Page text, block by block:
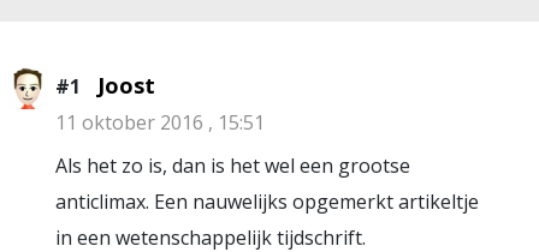
#1 Joost
11 oktober 2016 , 15:51
Als het zo is, dan is het wel een grootse
anticlimax. Een nauwelijks opgemerkt artikeltje
in een wetenschappelijk tijdschrift.